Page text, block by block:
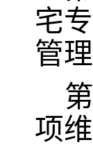
宅
管
项